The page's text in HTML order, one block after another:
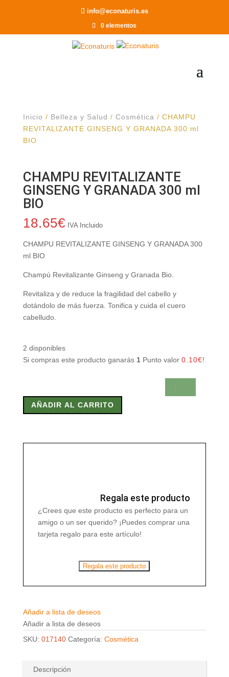
info@econaturis.es
0 elementos
Inicio / Belleza y Salud / Cosmética / CHAMPU
REVITALIZANTE GINSENG Y GRANADA 300 ml
BIO
CHAMPU REVITALIZANTE
GINSENG Y GRANADA 300 ml
BIO
18.65€ IVA Incluido
CHAMPU REVITALIZANTE GINSENG Y GRANADA 300
ml BIO
Champú Revitalizante Ginseng y Granada Bio.
Revitaliza y de reduce la fragilidad del cabello y
dotándolo de más fuerza. Tonifica y cuida el cuero
cabelludo.
2 disponibles
Si compras este producto ganarás 1Punto valor 0.10€!
REVITALIZANTE
GINSENG
300
AÑADIR AL CARRITO
Regala este producto
¿Crees que este producto es perfecto para un
amigo o un ser querido? ¡Puedes comprar una
tarjeta regalo para este artículo!
Regala este producto
Añadir a lista de deseos
Añadir a lista de deseos
SKU: 017140 Categoría: Cosmética
Descripción